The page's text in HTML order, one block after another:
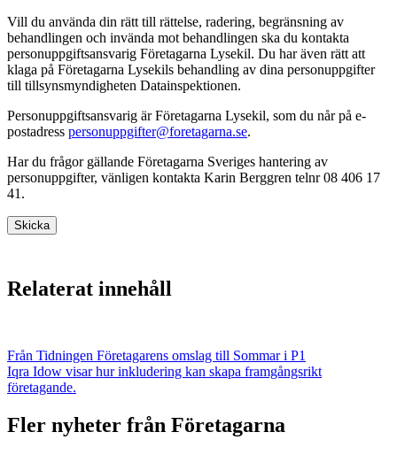
Vill du använda din rätt till rättelse, radering, begränsning av
behandlingen och invända mot behandlingen ska du kontakta
personuppgiftsansvarig Företagarna Lysekil. Du har även rätt att
klaga på Företagarna Lysekils behandling av dina personuppgifter
till tillsynsmyndigheten Datainspektionen.
Personuppgiftsansvarig är Företagarna Lysekil, som du når på e-
postadress personuppgifter@foretagarna.se.
Har du frågor gällande Företagarna Sveriges hantering av
personuppgifter, vänligen kontakta Karin Berggren telnr 08 406 17
41.
Skicka
Relaterat innehåll
Från Tidningen Företagarens omslag till Sommar i P1
Iqra Idow visar hur inkludering kan skapa framgångsrikt
företagande.
Fler nyheter från Företagarna